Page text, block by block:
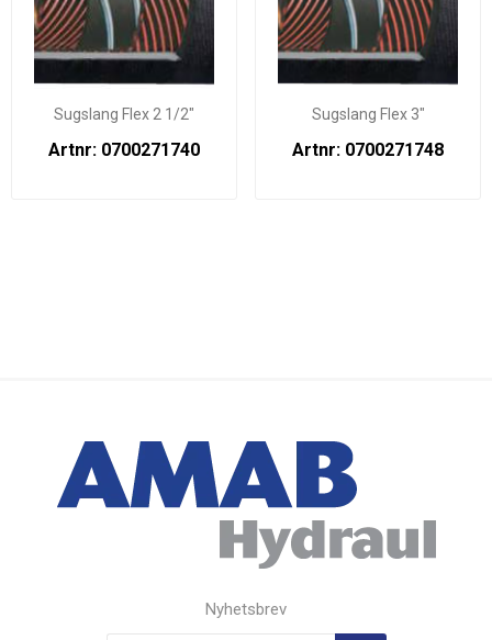
Sugslang Flex 2 1/2"
Artnr: 0700271740
Sugslang Flex 3"
Artnr: 0700271748
Nyhetsbrev